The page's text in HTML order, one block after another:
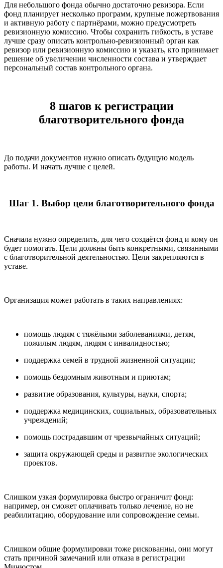
Для небольшого фонда обычно достаточно ревизора. Если
фонд планирует несколько программ, крупные пожертвования
и активную работу с партнёрами, можно предусмотреть
ревизионную комиссию. Чтобы сохранить гибкость, в уставе
лучше сразу описать контрольно-ревизионный орган как
ревизор или ревизионную комиссию и указать, кто принимает
решение об увеличении численности состава и утверждает
персональный состав контрольного органа.
8 шагов к регистрации
благотворительного фонда
До подачи документов нужно описать будущую модель
работы. И начать лучше с целей.
Шаг 1. Выбор цели благотворительного фонда
Сначала нужно определить, для чего создаётся фонд и кому он
будет помогать. Цели должны быть конкретными, связанными
с благотворительной деятельностью. Цели закрепляются в
уставе.
Организация может работать в таких направлениях:
помощь людям с тяжёлыми заболеваниями, детям,
пожилым людям, людям с инвалидностью;
поддержка семей в трудной жизненной ситуации;
помощь бездомным животным и приютам;
развитие образования, культуры, науки, спорта;
поддержка медицинских, социальных, образовательных
учреждений;
помощь пострадавшим от чрезвычайных ситуаций;
защита окружающей среды и развитие экологических
проектов.
Слишком узкая формулировка быстро ограничит фонд:
например, он сможет оплачивать только лечение, но не
реабилитацию, оборудование или сопровождение семьи.
Слишком общие формулировки тоже рискованны, они могут
стать причиной замечаний или отказа в регистрации